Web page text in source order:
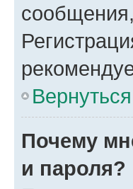
Почему
и пароля?